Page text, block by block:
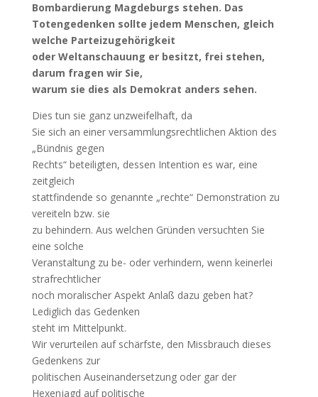
Bombardierung Magdeburgs stehen. Das
Totengedenken sollte jedem Menschen, gleich
welche Parteizugehörigkeit
oder Weltanschauung er besitzt, frei stehen,
darum fragen wir Sie,
warum sie dies als Demokrat anders sehen.
Dies tun sie ganz unzweifelhaft, da
Sie sich an einer versammlungsrechtlichen Aktion des
„Bündnis gegen
Rechts“ beteiligten, dessen Intention es war, eine
zeitgleich
stattfindende so genannte „rechte“ Demonstration zu
vereiteln bzw. sie
zu behindern. Aus welchen Gründen versuchten Sie
eine solche
Veranstaltung zu be- oder verhindern, wenn keinerlei
strafrechtlicher
noch moralischer Aspekt Anlaß dazu geben hat?
Lediglich das Gedenken
steht im Mittelpunkt.
Wir verurteilen auf schärfste, den Missbrauch dieses
Gedenkens zur
politischen Auseinandersetzung oder gar der
Hexenjagd auf politische